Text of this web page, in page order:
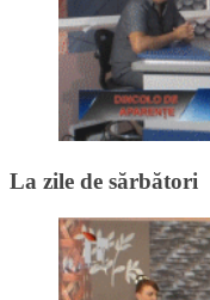
La zile de sărbători